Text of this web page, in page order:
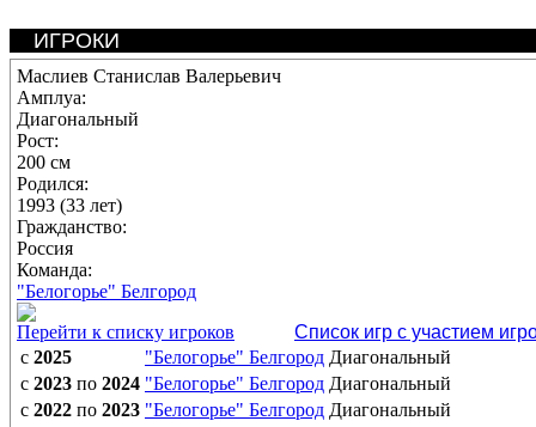
ИГРОКИ
Маслиев Станислав Валерьевич
Амплуа:
Диагональный
Рост:
200 см
Родился:
1993 (33 лет)
Гражданство:
Россия
Команда:
"Белогорье" Белгород
Перейти к списку игроков
Список игр с участием
с 2025 "Белогорье" Белгород Диагональный
с 2023 по 2024 "Белогорье" Белгород Диагональный
с 2022 по 2023 "Белогорье" Белгород Диагональный